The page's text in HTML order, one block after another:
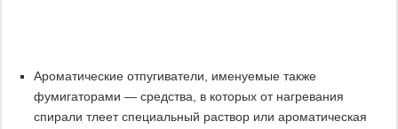
Ароматические отпугиватели, именуемые также
фумигаторами — средства, в которых от нагревания
спирали тлеет специальный раствор или ароматическая